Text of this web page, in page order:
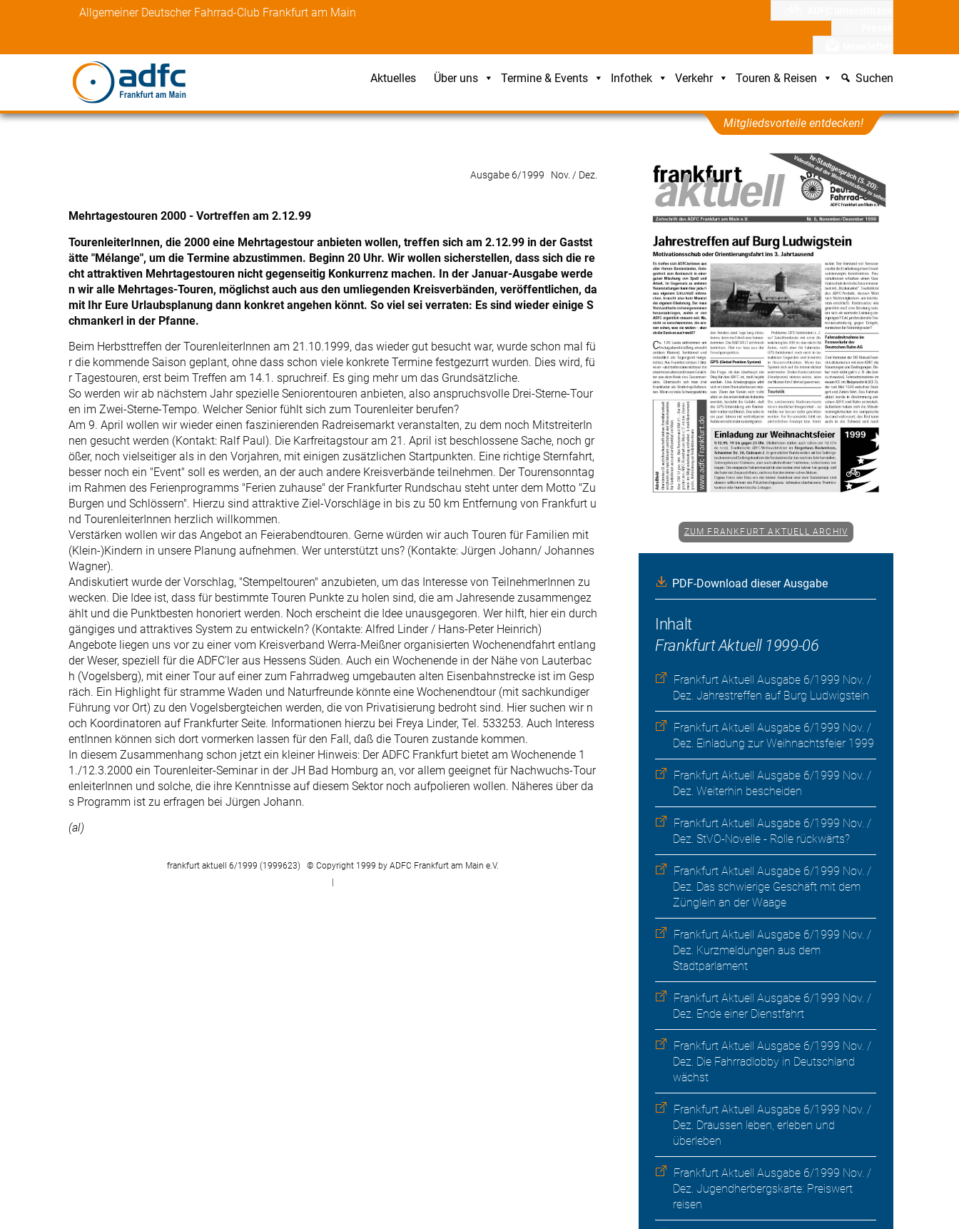
Allgemeiner Deutscher Fahrrad-Club Frankfurt am Main
Aktuelles Über uns Termine & Events Infothek Verkehr Touren & Reisen Suchen
Mitgliedsvorteile entdecken!
Ausgabe 6/1999 Nov. / Dez.
Mehrtagestouren 2000 - Vortreffen am 2.12.99
TourenleiterInnen, die 2000 eine Mehrtagestour anbieten wollen, treffen sich am 2.12.99 in der Gastst
ätte "Mélange", um die Termine abzustimmen. Beginn 20 Uhr. Wir wollen sicherstellen, dass sich die re
cht attraktiven Mehrtagestouren nicht gegenseitig Konkurrenz machen. In der Januar-Ausgabe werde
n wir alle Mehrtages-Touren, möglichst auch aus den umliegenden Kreisverbänden, veröffentlichen, da
mit Ihr Eure Urlaubsplanung dann konkret angehen könnt. So viel sei verraten: Es sind wieder einige S
chmankerl in der Pfanne.
Beim Herbsttreffen der TourenleiterInnen am 21.10.1999, das wieder gut besucht war, wurde schon mal fü
r die kommende Saison geplant, ohne dass schon viele konkrete Termine festgezurrt wurden. Dies wird, fü
r Tagestouren, erst beim Treffen am 14.1. spruchreif. Es ging mehr um das Grundsätzliche.
So werden wir ab nächstem Jahr spezielle Seniorentouren anbieten, also anspruchsvolle Drei-Sterne-Tour
en im Zwei-Sterne-Tempo. Welcher Senior fühlt sich zum Tourenleiter berufen?
Am 9. April wollen wir wieder einen faszinierenden Radreisemarkt veranstalten, zu dem noch MitstreiterIn
nen gesucht werden (Kontakt: Ralf Paul). Die Karfreitagstour am 21. April ist beschlossene Sache, noch gr
ößer, noch vielseitiger als in den Vorjahren, mit einigen zusätzlichen Startpunkten. Eine richtige Sternfahrt,
besser noch ein "Event" soll es werden, an der auch andere Kreisverbände teilnehmen. Der Tourensonntag
im Rahmen des Ferienprogramms "Ferien zuhause" der Frankfurter Rundschau steht unter dem Motto "Zu
Burgen und Schlössern". Hierzu sind attraktive Ziel-Vorschläge in bis zu 50 km Entfernung von Frankfurt u
nd TourenleiterInnen herzlich willkommen.
Verstärken wollen wir das Angebot an Feierabendtouren. Gerne würden wir auch Touren für Familien mit
(Klein-)Kindern in unsere Planung aufnehmen. Wer unterstützt uns? (Kontakte: Jürgen Johann/ Johannes
Wagner).
Andiskutiert wurde der Vorschlag, "Stempeltouren" anzubieten, um das Interesse von TeilnehmerInnen zu
wecken. Die Idee ist, dass für bestimmte Touren Punkte zu holen sind, die am Jahresende zusammengez
ählt und die Punktbesten honoriert werden. Noch erscheint die Idee unausgegoren. Wer hilft, hier ein durch
gängiges und attraktives System zu entwickeln? (Kontakte: Alfred Linder / Hans-Peter Heinrich)
Angebote liegen uns vor zu einer vom Kreisverband Werra-Meißner organisierten Wochenendfahrt entlang
der Weser, speziell für die ADFC'ler aus Hessens Süden. Auch ein Wochenende in der Nähe von Lauterbac
h (Vogelsberg), mit einer Tour auf einer zum Fahrradweg umgebauten alten Eisenbahnstrecke ist im Gesp
räch. Ein Highlight für stramme Waden und Naturfreunde könnte eine Wochenendtour (mit sachkundiger
Führung vor Ort) zu den Vogelsbergteichen werden, die von Privatisierung bedroht sind. Hier suchen wir n
och Koordinatoren auf Frankfurter Seite. Informationen hierzu bei Freya Linder, Tel. 533253. Auch Interess
entInnen können sich dort vormerken lassen für den Fall, daß die Touren zustande kommen.
In diesem Zusammenhang schon jetzt ein kleiner Hinweis: Der ADFC Frankfurt bietet am Wochenende 1
1./12.3.2000 ein Tourenleiter-Seminar in der JH Bad Homburg an, vor allem geeignet für Nachwuchs-Tour
enleiterInnen und solche, die ihre Kenntnisse auf diesem Sektor noch aufpolieren wollen. Näheres über da
s Programm ist zu erfragen bei Jürgen Johann.
(al)
frankfurt aktuell 6/1999 (1999623) © Copyright 1999 by ADFC Frankfurt am Main e.V.
|
ZUM FRANKFURT AKTUELL ARCHIV
PDF-Download dieser Ausgabe
Inhalt
Frankfurt Aktuell 1999-06
Frankfurt Aktuell Ausgabe 6/1999 Nov. /
Dez. Jahrestreffen auf Burg Ludwigstein
Frankfurt Aktuell Ausgabe 6/1999 Nov. /
Dez. Einladung zur Weihnachtsfeier 1999
Frankfurt Aktuell Ausgabe 6/1999 Nov. /
Dez. Weiterhin bescheiden
Frankfurt Aktuell Ausgabe 6/1999 Nov. /
Dez. StVO-Novelle - Rolle rückwärts?
Frankfurt Aktuell Ausgabe 6/1999 Nov. /
Dez. Das schwierige Geschäft mit dem
Zünglein an der Waage
Frankfurt Aktuell Ausgabe 6/1999 Nov. /
Dez. Kurzmeldungen aus dem
Stadtparlament
Frankfurt Aktuell Ausgabe 6/1999 Nov. /
Dez. Ende einer Dienstfahrt
Frankfurt Aktuell Ausgabe 6/1999 Nov. /
Dez. Die Fahrradlobby in Deutschland
wächst
Frankfurt Aktuell Ausgabe 6/1999 Nov. /
Dez. Draussen leben, erleben und
überleben
Frankfurt Aktuell Ausgabe 6/1999 Nov. /
Dez. Jugendherbergskarte: Preiswert
reisen